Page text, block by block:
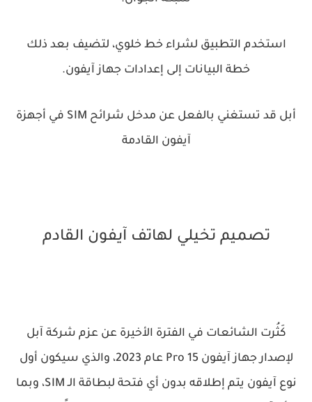
استخدم التطبيق لشراء خط خلوي، لتضيف بعد ذلك
خطة البيانات إلى إعدادات جهاز آيفون.
أبل قد تستغني بالفعل عن مدخل شرائح SIM في أجهزة
آيفون القادمة
تصميم تخيلي لهاتف آيفون القادم
كَثُرت الشائعات في الفترة الأخيرة عن عزم شركة آبل
لإصدار جهاز آيفون 15 Pro عام 2023، والذي سيكون أول
نوع آيفون يتم إطلاقه بدون أي فتحة لبطاقة الـ SIM، وبما